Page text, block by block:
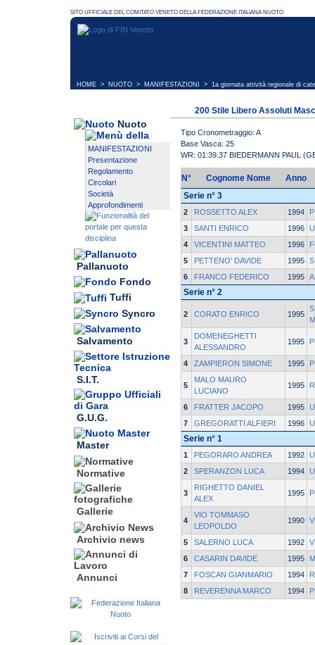
HOME > NUOTO > MANIFESTAZIONI > 1a giornata attività regionale di
Nuoto
MANIFESTAZIONI
Presentazione
Regolamento
Circolari
Società
Approfondimenti
Pallanuoto
Fondo
Tuffi
Syncro
Salvamento
S.I.T.
G.U.G.
Master
Normative
Gallerie
Archivio news
Annunci
200 Stile Libero Assoluti
Tipo Cronometraggio: A
Base Vasca: 25
WR: 01:39.37 BIEDERMANN PAUL
N° Cognome Nome
Anno
Serie n° 3
2 ROSSETTO ALEX 1994
3
SANTI ENRICO 1996
4
VICENTINI MATTEO 1996
5
PETTENO' DAVIDE 1995
6
FRANCO FEDERICO 1995
Serie n° 2
2 CORATO ENRICO 1995
3
DOMENEGHETTI
ALESSANDRO
1995
4 ZAMPIERON SIMONE 1995
5
MALO MAURO
LUCIANO
1995
6 FRATTER JACOPO 1995
7
GREGORATTI ALFIERI 1996
Serie n° 1
1 PEGORARO ANDREA 1992
2
SPERANZON LUCA 1994
3
RIGHETTO DANIEL
ALEX
1995
4
VIO TOMMASO
LEOPOLDO
1990
5 SALERNO LUCA 1992
6
CASARIN DAVIDE 1995
7
FOSCAN GIANMARIO 1994
8
REVERENNA MARCO 1994